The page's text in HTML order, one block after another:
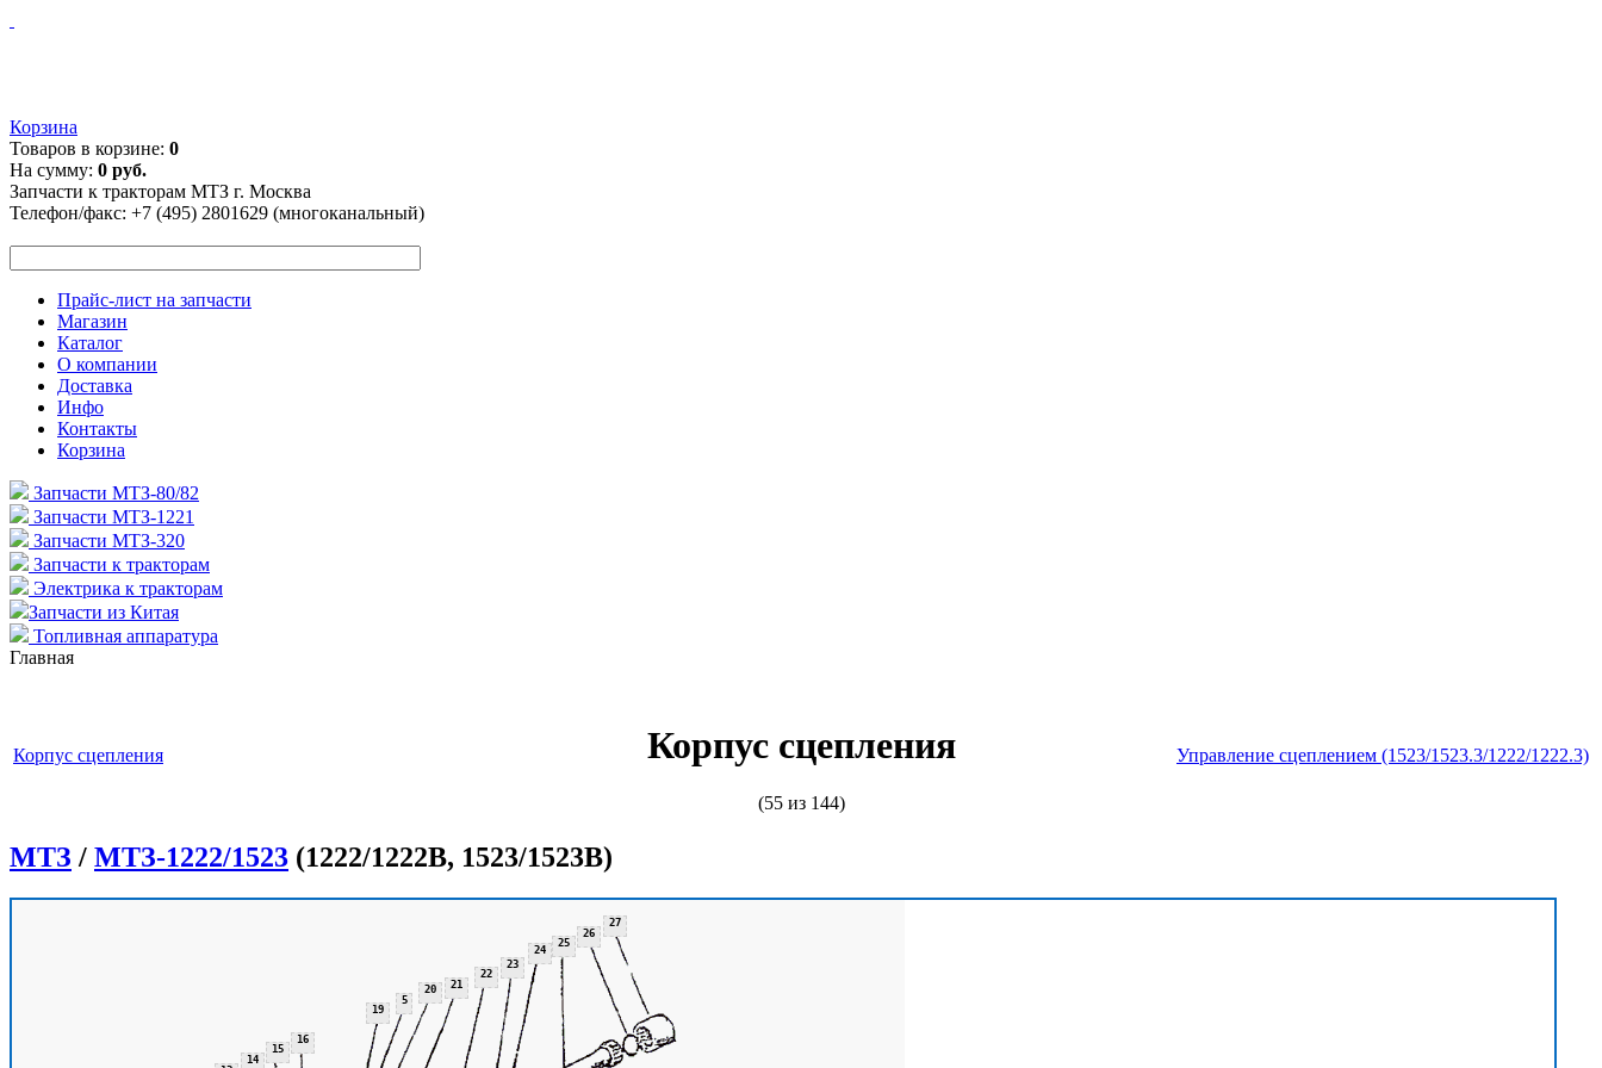
Корзина
Товаров в корзине: 0
На сумму: 0 руб.
Запчасти к тракторам МТЗ г. Москва
Телефон/факс: +7 (495) 2801629 (многоканальный)
Прайс-лист на запчасти
Магазин
Каталог
О компании
Доставка
Инфо
Контакты
Корзина
Запчасти МТЗ-80/82
Запчасти МТЗ-1221
Запчасти МТЗ-320
Запчасти к тракторам
Электрика к тракторам
Запчасти из Китая
Топливная аппаратура
Главная
Корпус сцепления Корпус сцепления
(55 из 144)
Управление сцеплением (1523/1523.3/1222/1222.3)
МТЗ / МТЗ-1222/1523 (1222/1222В, 1523/1523В)
5
14
15
16
19
20 21
22
23
24
25
26
27
27